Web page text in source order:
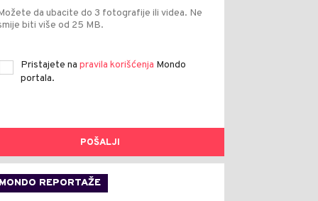
da ubacite do 3 fotografije ili videa. Ne
biti više od 25 MB.
Pristajete na pravila korišćenja Mondo
portala.
POŠALJI
MONDO REPORTAŽE